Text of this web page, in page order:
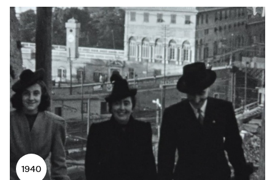
1940